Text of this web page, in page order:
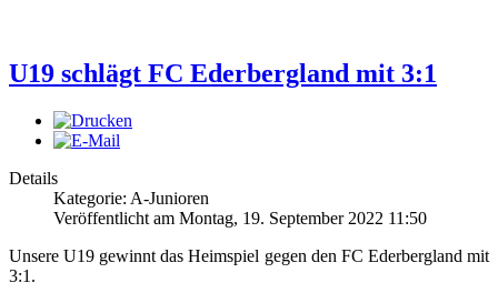
U19 schlägt FC Ederbergland mit 3:1
Details
Kategorie: A-Junioren
Veröffentlicht am Montag, 19. September 2022 11:50
Unsere U19 gewinnt das Heimspiel gegen den FC Ederbergland mit
3:1.